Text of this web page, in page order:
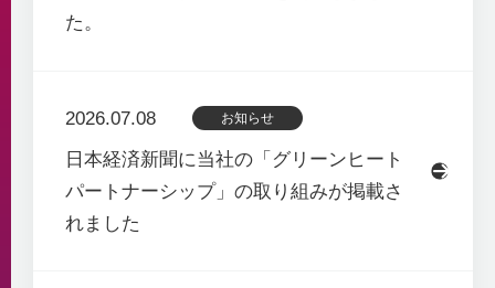
1分でわかるみなとみらい21熱供給
た。
2026.07.08 お知らせ
日本経済新聞に当社の「グリーンヒート
パートナーシップ」の取り組みが掲載さ
れました